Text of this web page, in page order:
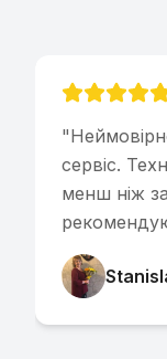
"
сервіс.
менш ніж